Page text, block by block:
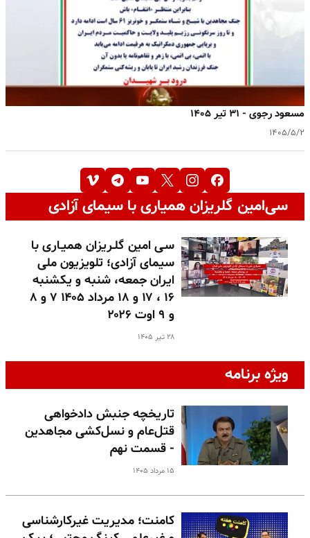
مسعود رجوی - ۳۱ تیر ۱۴۰۵
۱۴۰۵/۵/۲
سی‌امین گلریزان همیاری با سیمای آزادی
سـی امین گلـریزان همیـاری با
سیمای آزادی؛ تلویزیون ملی
ایران جمعه، شنبه و یکشنبه
۱۶ ، ۱۷ و ۱۸ مرداد ۱۴۰۵ ۷ و ۸
و ۹ اوت ۲۰۲۶
۲۸ تیر ۱۴۰۵
ویژه برنامه
تاریخچه جنبش دادخواهی
قتل‌عام و نسل‌کشی مجاهدین
- قسمت نهم
۱۵ مرداد ۱۴۰۵
کامنت؛ مدیریت غیرکارشناسی